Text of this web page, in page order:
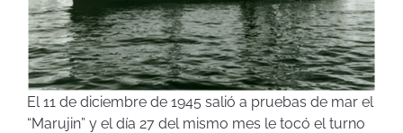
El 11 de diciembre de 1945 salió a pruebas de mar el
“Marujin” y el día 27 del mismo mes le tocó el turno